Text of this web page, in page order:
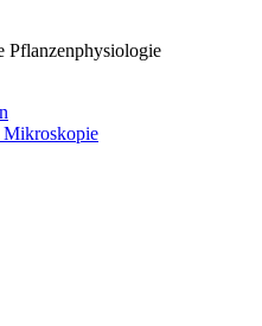
Pflanzenphysiologie